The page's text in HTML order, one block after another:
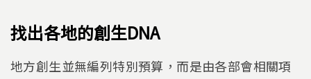
找出各地的創生DNA
地方創生並無編列特別預算，而是由各部會相關項